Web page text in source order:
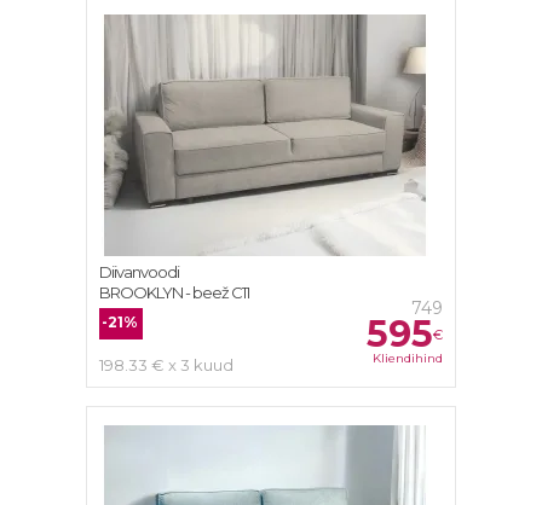
749
595€
Kliendihind
-21%
198.33 € x 3 kuud
Diivanvoodi
BROOKLYN - beež C11